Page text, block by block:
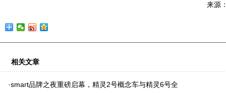
来源
相关文章
·smart品牌之夜重磅启幕，精灵2号概念车与精灵6号全